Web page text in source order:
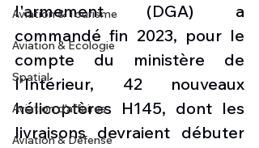
Aviation & Tourisme
Aviation & Ecologie
Spatial
Aviation d'affaires
Aviation & Défense
l'armement (DGA) a
commandé fin 2023, pour le
compte du ministère de
l'Intérieur, 42 nouveaux
hélicoptères H145, dont les
livraisons devraient débuter